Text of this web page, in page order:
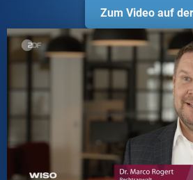
Zum Video auf